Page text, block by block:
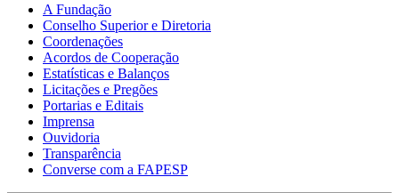
A Fundação
Conselho Superior e Diretoria
Coordenações
Acordos de Cooperação
Estatísticas e Balanços
Licitações e Pregões
Portarias e Editais
Imprensa
Ouvidoria
Transparência
Converse com a FAPESP